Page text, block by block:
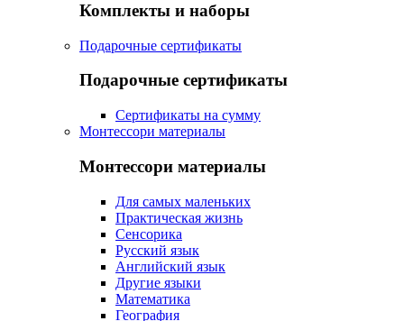
Комплекты и наборы
Подарочные сертификаты
Подарочные сертификаты
Сертификаты на сумму
Монтессори материалы
Монтессори материалы
Для самых маленьких
Практическая жизнь
Сенсорика
Русский язык
Английский язык
Другие языки
Математика
География